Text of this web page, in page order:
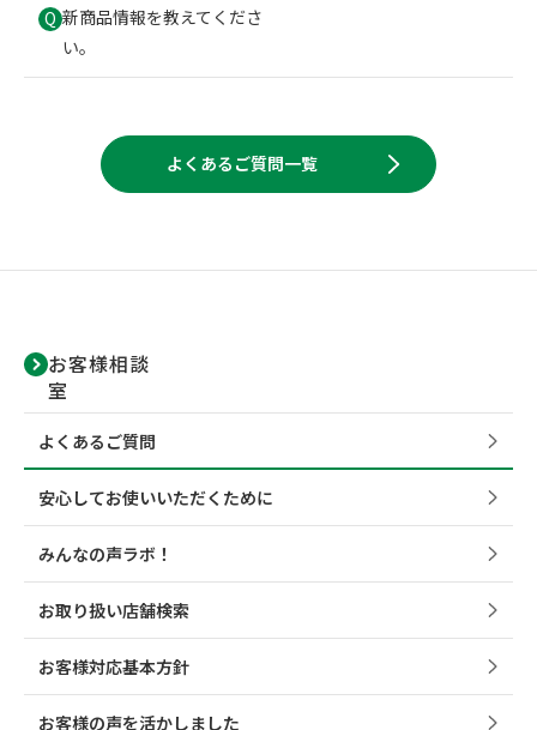
Q 新商品情報を教えてくださ
い。
よくあるご質問一覧
お客様相談
室
よくあるご質問
安心してお使いいただくために
みんなの声ラボ！
お取り扱い店舗検索
お客様対応基本方針
お客様の声を活かしました